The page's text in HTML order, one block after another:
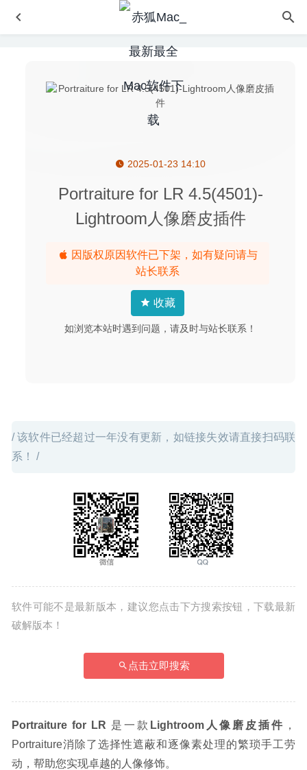
2025-01-23 14:10
Portraiture for LR 4.5(4501)-
Lightroom人像磨皮插件
因版权原因软件已下架，如有疑问请与
站长联系
收藏
如浏览本站时遇到问题，请及时与站长联系！
/ 该软件已经超过一年没有更新，如链接失效请直接扫码联
系！ /
软件可能不是最新版本，建议您点击下方搜索按钮，下载最新
破解版本！
点击立即搜索
Portraiture for LR 是一款 Lightroom人像磨皮插件 ，
Portraiture消除了选择性遮蔽和逐像素处理的繁琐手工劳
动，帮助您实现卓越的人像修饰。
Adobe Character Animator 2020 3.3.1 中文版-捕捉表情实
Drama 2.1.0 中文版-原型动画设计软件 2020-06-15
GoodNotes 5.4.36 中文版-最好的手写笔记应用 2020-08-09
2020-02-19